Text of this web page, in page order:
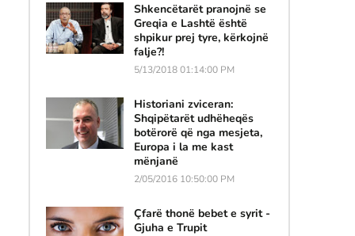
Shkencëtarët pranojnë se
Greqia e Lashtë është
shpikur prej tyre, kërkojnë
falje?!
5/13/2018 01:14:00 PM
Historiani zviceran:
Shqipëtarët udhëheqës
botërorë që nga mesjeta,
Europa i la me kast
mënjanë
2/05/2016 10:50:00 PM
Çfarë thonë bebet e syrit -
Gjuha e Trupit